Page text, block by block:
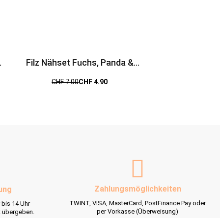
Filz Nähset Fuchs, Panda &
CHF 7.00CHF 4.90
14 Uhr
Zahlungsmöglichkeiten
TWINT, VISA, MasterCard, PostFinance Pay oder
per Vorkasse (Überweisung)